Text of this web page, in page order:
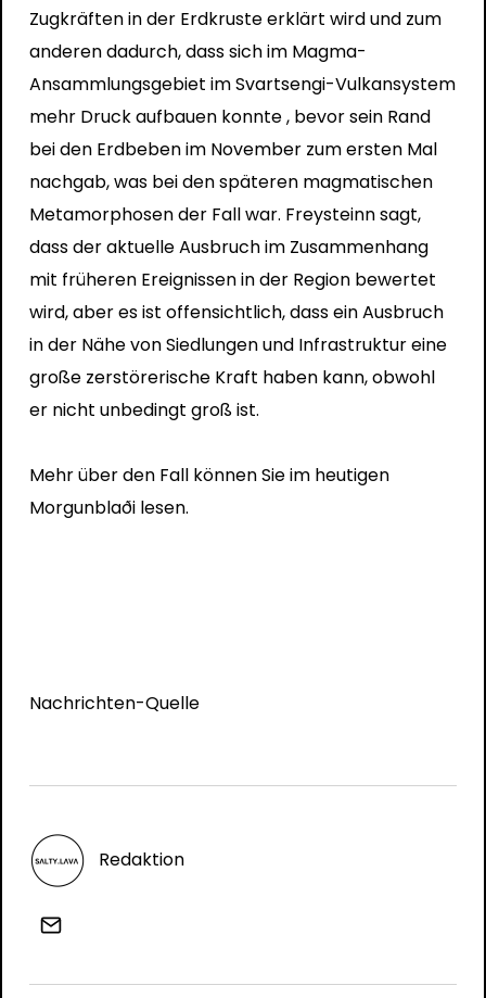
Zugkräften in der Erdkruste erklärt wird und zum
anderen dadurch, dass sich im Magma-
Ansammlungsgebiet im Svartsengi-Vulkansystem
mehr Druck aufbauen konnte , bevor sein Rand
bei den Erdbeben im November zum ersten Mal
nachgab, was bei den späteren magmatischen
Metamorphosen der Fall war. Freysteinn sagt,
dass der aktuelle Ausbruch im Zusammenhang
mit früheren Ereignissen in der Region bewertet
wird, aber es ist offensichtlich, dass ein Ausbruch
in der Nähe von Siedlungen und Infrastruktur eine
große zerstörerische Kraft haben kann, obwohl
er nicht unbedingt groß ist.
Mehr über den Fall können Sie im heutigen
Morgunblaði lesen.
Nachrichten-Quelle
Redaktion